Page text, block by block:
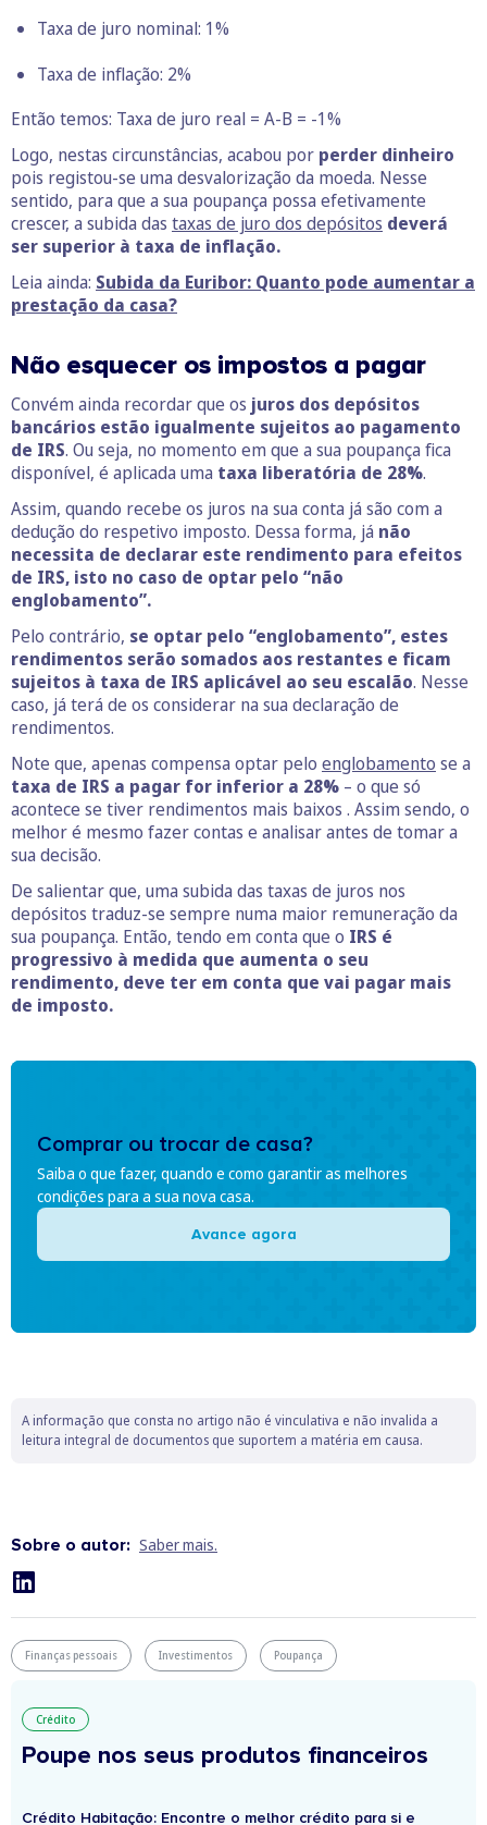
Taxa de juro nominal: 1%
Taxa de inflação: 2%
Então temos: Taxa de juro real = A-B = -1%
Logo, nestas circunstâncias, acabou por perder dinheiro
pois registou-se uma desvalorização da moeda. Nesse
sentido, para que a sua poupança possa efetivamente
crescer, a subida das taxas de juro dos depósitos deverá
ser superior à taxa de inflação.
Leia ainda: Subida da Euribor: Quanto pode aumentar a
prestação da casa?
Não esquecer os impostos a pagar
Convém ainda recordar que os juros dos depósitos
bancários estão igualmente sujeitos ao pagamento
de IRS. Ou seja, no momento em que a sua poupança fica
disponível, é aplicada uma taxa liberatória de 28%.
Assim, quando recebe os juros na sua conta já são com a
dedução do respetivo imposto. Dessa forma, já não
necessita de declarar este rendimento para efeitos
de IRS, isto no caso de optar pelo “não
englobamento”.
Pelo contrário, se optar pelo “englobamento”, estes
rendimentos serão somados aos restantes e ficam
sujeitos à taxa de IRS aplicável ao seu escalão. Nesse
caso, já terá de os considerar na sua declaração de
rendimentos.
Note que, apenas compensa optar pelo englobamento se a
taxa de IRS a pagar for inferior a 28% – o que só
acontece se tiver rendimentos mais baixos . Assim sendo, o
melhor é mesmo fazer contas e analisar antes de tomar a
sua decisão.
De salientar que, uma subida das taxas de juros nos
depósitos traduz-se sempre numa maior remuneração da
sua poupança. Então, tendo em conta que o IRS é
progressivo à medida que aumenta o seu
rendimento, deve ter em conta que vai pagar mais
de imposto.
Comprar ou trocar de casa?
Saiba o que fazer, quando e como garantir as melhores
condições para a sua nova casa.
Avance agora
A informação que consta no artigo não é vinculativa e não invalida a
leitura integral de documentos que suportem a matéria em causa.
Sobre o autor: Saber mais.
Finanças pessoais Investimentos Poupança
Crédito
Poupe nos seus produtos financeiros
Crédito Habitação: Encontre o melhor crédito para si e